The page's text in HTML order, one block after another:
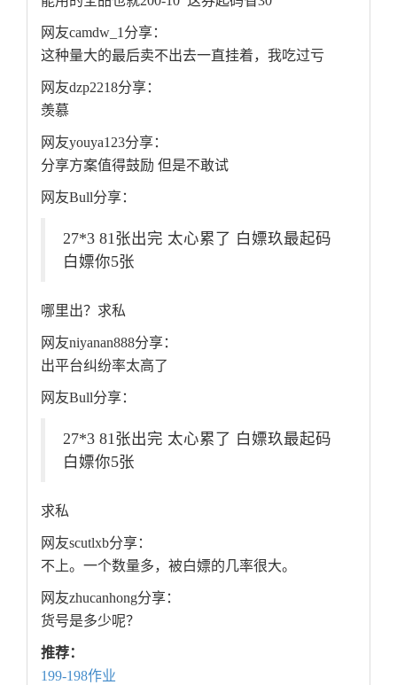
网友camdw_1分享：
这种量大的最后卖不出去一直挂着，我吃过亏
网友dzp2218分享：
羡慕
网友youya123分享：
分享方案值得鼓励 但是不敢试
网友Bull分享：
27*3 81张出完 太心累了 白嫖玖最起码
白嫖你5张
哪里出？求私
网友niyanan888分享：
出平台纠纷率太高了
网友Bull分享：
27*3 81张出完 太心累了 白嫖玖最起码
白嫖你5张
求私
网友scutlxb分享：
不上。一个数量多，被白嫖的几率很大。
网友zhucanhong分享：
货号是多少呢？
推荐：
199-198作业